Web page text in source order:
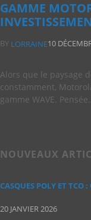
GAMME
BY LORRAINE10
Alors que le paysage
constamment,
gamme WAVE.
NOUVEAUX
CASQUES POLY ET TCO
20 JANVIER 2026